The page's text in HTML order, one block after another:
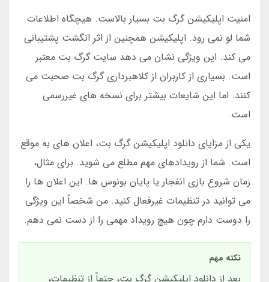
امنیت اپلیکیشن گرگ بت بسیار بالاست. هیچگاه اطلاعات
شما لو نمی رود. اپلیکیشن همچنین از اثر انگشت پشتیبانی
می کند. این ویژگی نشان می دهد سایت گرگ بت معتبر
است. بسیاری از کاربران از کلاهبرداری گرگ بت صحبت می
کنند. اما این شایعات بیشتر برای نسخه های غیررسمی
است.
یکی از مزایای دانلود اپلیکیشن گرگ بت، اعلان های به موقع
است. شما از رویدادهای مهم مطلع می شوید. برای مثال،
زمان شروع بازی انفجار یا پایان بونوس ها. این اعلان ها را
می توانید در تنظیمات غیرفعال کنید. من شخصاً این ویژگی
را دوست دارم چون هیچ رویداد مهمی را از دست نمی دهم.
نکته مهم
بعد از دانلود اپلیکیشن گرگ بت، حتماً از تنظیمات،